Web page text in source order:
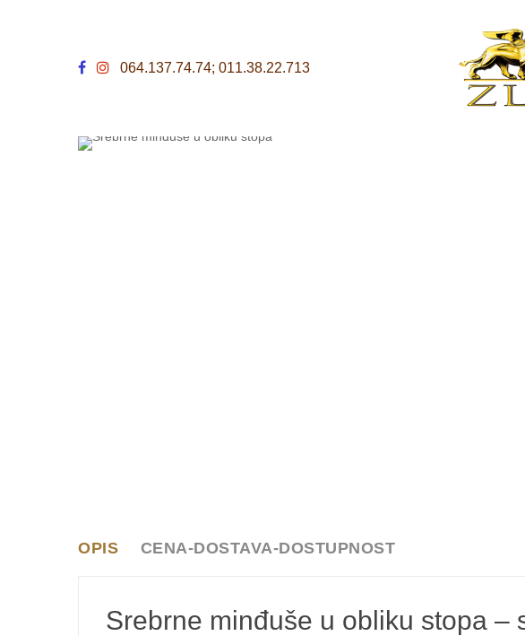
064.137.74.74; 011.38.22.713
OPIS CENA-DOSTAVA-DOSTUPNOST
Srebrne minđuše u obliku stopa –